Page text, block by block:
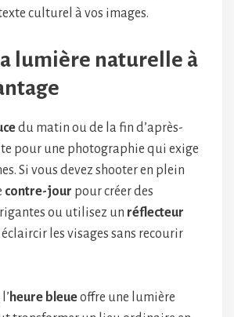
culturel à vos images.
lumière naturelle à
du matin ou de la fin d’après-
pour une photographie qui exige
Si vous devez shooter en plein
contre-jour pour créer des
ou utilisez un réflecteur
les visages sans recourir
heure bleueoffre une lumière